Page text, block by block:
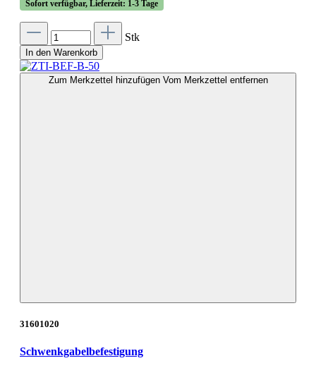
Sofort verfügbar, Lieferzeit: 1-3 Tage
Stk
In den Warenkorb
Zum Merkzettel hinzufügen Vom Merkzettel entfernen
31601020
Schwenkgabelbefestigung